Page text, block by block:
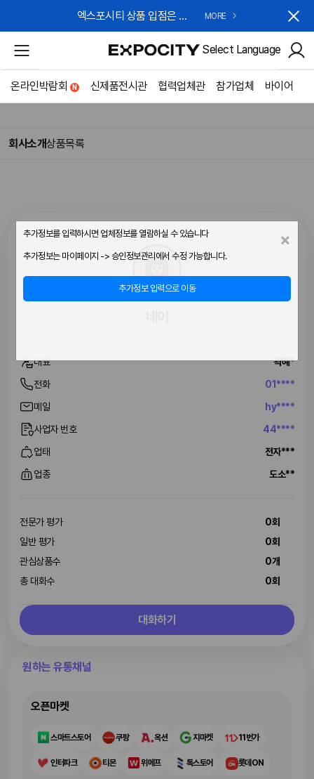
엑스포시티 상품 입점은 무료! MORE
Select Language
온라인박람회 신제품전시관 협력업체관 참가업체 바이어
회사소개상품목록
대표
곽혜*
전화
01****
메일
hy****
사업자 번호
44****
업태
전자***
업종
도소**
전문가 평가
0회
일반 평가
0회
관심상품수
0개
총 대화수
0회
대화하기
원하는 유통채널
오픈마켓
스마트스토어 쿠팡 옥션 지마켓 11번가
인터파크 티몬 위메프 톡스토어 롯데ON
×
추가정보를 입력하시면 업체정보를 열람하실 수 있습니다
추가정보는 마이페이지 -> 승인정보관리에서 수정 가능합니다.
추가정보 입력으로 이동